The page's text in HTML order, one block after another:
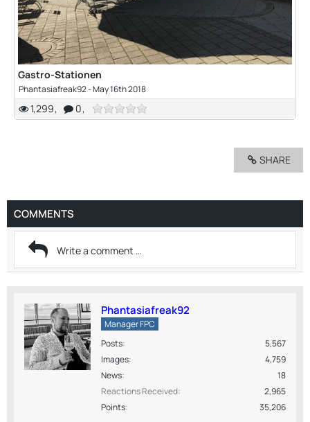
Gastro-Stationen
Phantasiafreak92-May 16th 2018
1,299 0
SHARE
COMMENTS
Phantasiafreak92
Manager FPC
Posts
5,567
Images
4,759
News
18
Reactions Received
2,965
Points
35,206